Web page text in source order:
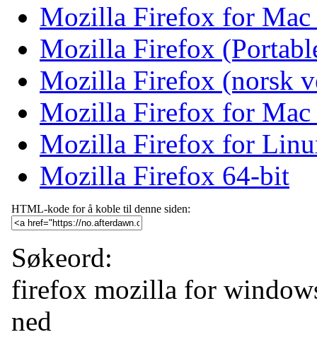
Mozilla Firefox for Mac
Mozilla Firefox
Mozilla Firefox (norsk
Mozilla Firefox for Mac
Mozilla Firefox for
Mozilla Firefox 64-bit
HTML-kode for å koble til denne siden:
Søkeord:
firefox mozilla for
ned